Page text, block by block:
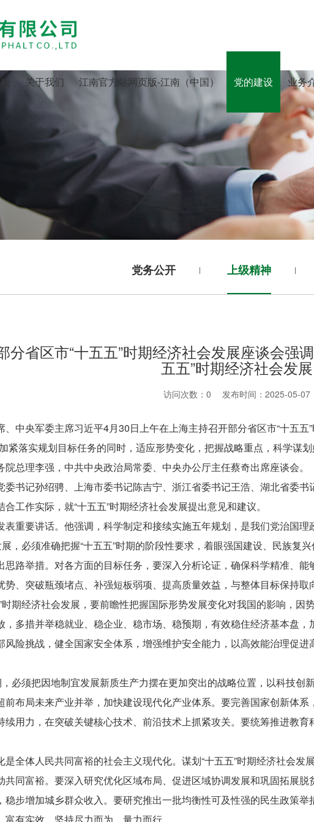
关于我们 江南官方站网页版-江南（中国） 党的建设 业务
党务公开 上级精神
分省区市“十五五”时期经济社会发展座谈会强
五五”时期经济社会发展
访问次数： 0 发布时间：2025-05-07
中央军委主席习近平4月30日上午在上海主持召开部分省区市“十五
紧落实规划目标任务的同时，适应形势变化，把握战略重点，科学谋划
总理李强，中共中央政治局常委、中央办公厅主任蔡奇出席座谈会。
委书记孙绍骋、上海市委书记陈吉宁、浙江省委书记王浩、湖北省委
工作实际，就“十五五”时期经济社会发展提出意见和建议。
表重要讲话。他强调，科学制定和接续实施五年规划，是我们党治国
，必须准确把握“十五五”时期的阶段性要求，着眼强国建设、民族
思路举措。对各方面的目标任务，要深入分析论证，确保科学精准、
、突破瓶颈堵点、补强短板弱项、提高质量效益，与整体目标保持取
时期经济社会发展，要前瞻性把握国际形势发展变化对我国的影响，
，多措并举稳就业、稳企业、稳市场、稳预期，有效稳住经济基本盘
风险挑战，健全国家安全体系，增强维护安全能力，以高效能治理促
，必须把因地制宜发展新质生产力摆在更加突出的战略位置，以科技
前布局未来产业并举，加快建设现代化产业体系。要完善国家创新体
续用力，在突破关键核心技术、前沿技术上抓紧攻关。要统筹推进教
全体人民共同富裕的社会主义现代化。谋划“十五五”时期经济社会
共同富裕。要深入研究优化区域布局、促进区域协调发展和巩固拓展
步增加城乡群众收入。要研究推出一批均衡性可及性强的民生政策
有实效，坚持尽力而为、量力而行。